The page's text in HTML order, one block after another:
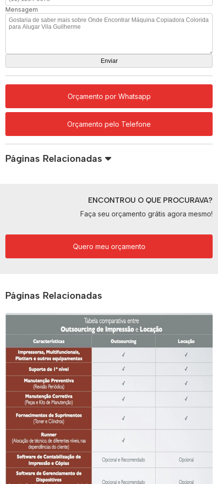
Mensagem
Orçamento por Whatsapp
Orçamento pelo Telefone
Páginas Relacionadas
ENCONTROU O QUE PROCURAVA?
Faça seu orçamento grátis agora mesmo!
Quero meu orçamento
Páginas Relacionadas